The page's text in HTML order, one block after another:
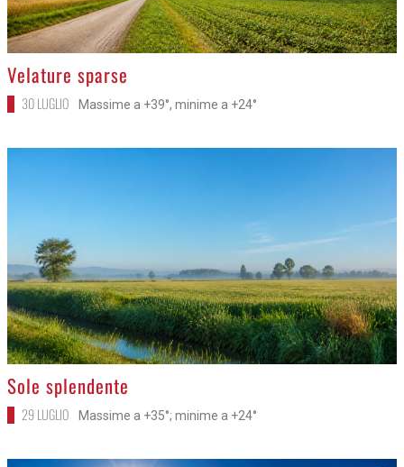
>
Velature sparse
30 LUGLIO Massime a +39°, minime a +24°
>
Sole splendente
29 LUGLIO Massime a +35°; minime a +24°